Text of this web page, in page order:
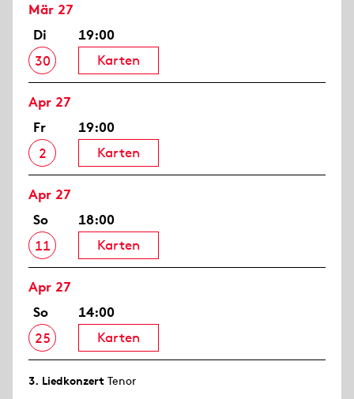
Mär 27
Di
30
19:00
Karten
Apr 27
Fr
2
19:00
Karten
Apr 27
So
11
18:00
Karten
Apr 27
So
25
14:00
Karten
3. Lied­konzert Tenor